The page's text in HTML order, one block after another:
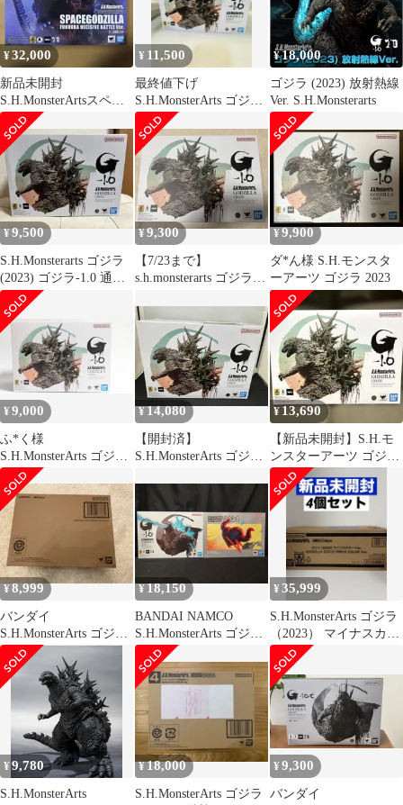
ラ(2023)マイナスカラ
ーver.]
¥32,000
新品未開封
S.H.MonsterArtsスペー
スゴジラ 福岡決戦Ver.
¥ 11,500
最終値下げ
S.H.MonsterArts ゴジラ
(2023) 「ゴジラ-1.0」
¥18,000
ゴジラ (2023) 放射熱線
Ver. S.H.Monsterarts
¥9,500
S.H.Monsterarts ゴジラ
(2023) ゴジラ-1.0 通常
版
¥9,300
【7/23まで】
s.h.monsterarts ゴジラ
¥9,900
ダ*ん様 S.H.モンスタ
ーアーツ ゴジラ 2023
¥9,000
ふ*く様
S.H.MonsterArts ゴジラ
(2023)
¥14,080
【開封済】
S.H.MonsterArts ゴジラ
¥ 13,690
【新品未開封】S.H.モ
ンスターアーツ ゴジラ
(2023)『ゴジラ-1.0』
¥8,999
バンダイ
S.H.MonsterArts ゴジ
ラ -1.0 （2023）
¥18,150
BANDAI NAMCO
S.H.MonsterArts ゴジラ
(2023) 放射熱線Ver.
¥35,999
S.H.MonsterArts ゴジラ
（2023） マイナスカラ
ーVer. 4個
¥9,780
S.H.MonsterArts
¥18,000
S.H.MonsterArts ゴジラ
¥9,300
バンダイ